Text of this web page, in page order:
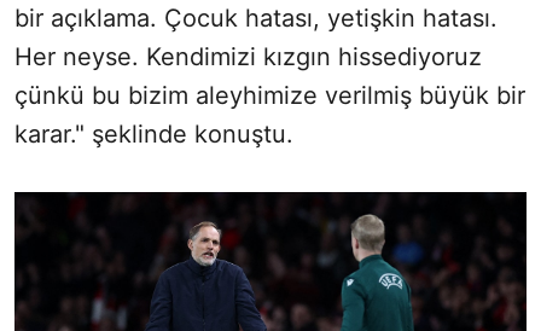
bir açıklama. Çocuk hatası, yetişkin hatası.
Her neyse. Kendimizi kızgın hissediyoruz
çünkü bu bizim aleyhimize verilmiş büyük bir
karar." şeklinde konuştu.